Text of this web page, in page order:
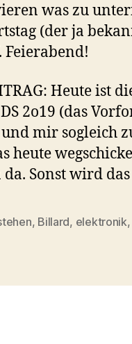
was zu
(der ja
Feierabend!
Heute ist
2o19 (das
mir sogleich
heute
da. Sonst wird
, Billard, elektronik,